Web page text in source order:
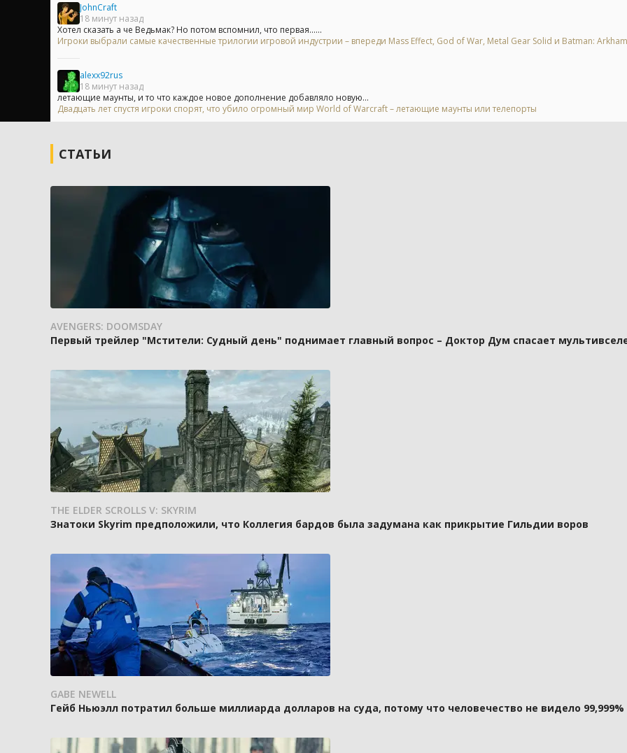
JohnCraft
18 минут назад
Хотел сказать а че Ведьмак? Но потом вспомнил, что первая......
Игроки выбрали самые качественные трилогии игровой индустрии – впереди Mass Effect, God of War, Metal Gear Solid и Batman: Arkham
alexx92rus
18 минут назад
летающие маунты, и то что каждое новое дополнение добавляло новую...
Двадцать лет спустя игроки спорят, что убило огромный мир World of Warcraft – летающие маунты или телепорты
СТАТЬИ
AVENGERS: DOOMSDAY
Первый трейлер "Мстители: Судный день" поднимает главный вопрос – Доктор Дум спасает
THE ELDER SCROLLS V: SKYRIM
Знатоки Skyrim предположили, что Коллегия бардов была задумана как прикрытие Гильдии воров
GABE NEWELL
Гейб Ньюэлл потратил больше миллиарда долларов на суда, потому что человечество не видело